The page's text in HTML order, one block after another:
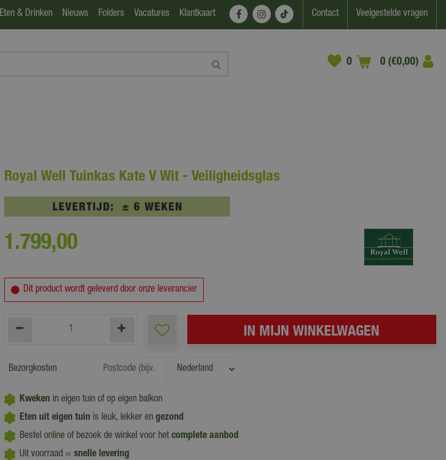
Eten & Drinken Nieuws Folders Vacatures Klantkaart Contact Veelgestelde vragen
0 (€0,00)
Royal Well Tuinkas Kate V Wit - Veiligheidsglas
1.799,00
Dit product wordt geleverd door onze leverancier
Bezorgkosten
Kweken in eigen tuin of op eigen balkon
Eten uit eigen tuinis leuk, lekker en gezond
Bestel online of bezoek de winkel voor het complete aanbod
Uit voorraad = snelle levering